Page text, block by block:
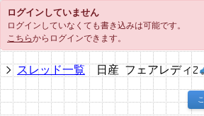
ログインしていません
ログインしていなくても書き込みは可能です。
こちらからログインできます。
スレッド一覧 日産 フェアレディZ